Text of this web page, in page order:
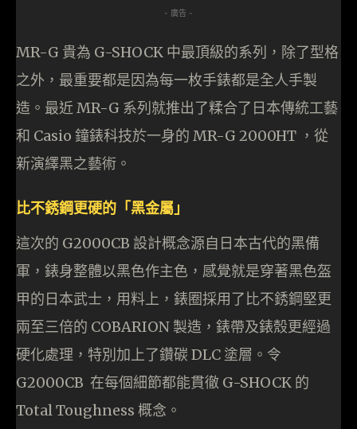
- 廣告 -
MR-G 貴為 G-SHOCK 中最頂級的系列，除了型格
之外，最重要都是因為每一枚手錶都是全人手製
造。最近 MR-G 系列就推出了糅合了日本傳統工藝
和 Casio 鐘錶科技於一身的 MR-G 2000HT ，從
新演繹黑之藝術。
比不銹鋼更硬的「黑金屬」
這次的 G2000CB 設計概念源自日本古代的黑備
軍，錶身整體以黑色作主色，感覺就是穿著黑色盔
甲的日本武士，用料上，錶圈採用了比不銹鋼堅更
兩至三倍的 COBARION 製造，錶帶及錶殼更經過
硬化處理，特別加上了鑽碳 DLC 塗層。令
G2000CB 在每個細節都能貫徹 G-SHOCK 的
Total Toughness 概念。